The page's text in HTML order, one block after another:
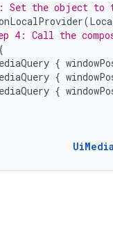
the object to
(
4: Call the
{
{
{